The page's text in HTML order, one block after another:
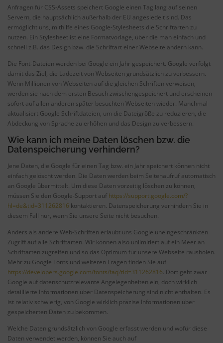
Anfragen für CSS-Assets speichert Google einen Tag lang auf seinen
Servern, die hauptsächlich außerhalb der EU angesiedelt sind. Das
ermöglicht uns, mithilfe eines Google-Stylesheets die Schriftarten zu
nutzen. Ein Stylesheet ist eine Formatvorlage, über die man einfach und
schnell z.B. das Design bzw. die Schriftart einer Webseite ändern kann.
Die Font-Dateien werden bei Google ein Jahr gespeichert. Google verfolgt
damit das Ziel, die Ladezeit von Webseiten grundsätzlich zu verbessern.
Wenn Millionen von Webseiten auf die gleichen Schriften verweisen,
werden sie nach dem ersten Besuch zwischengespeichert und erscheinen
sofort auf allen anderen später besuchten Webseiten wieder. Manchmal
aktualisiert Google Schriftdateien, um die Dateigröße zu reduzieren, die
Abdeckung von Sprache zu erhöhen und das Design zu verbessern.
Wie kann ich meine Daten löschen bzw. die
Datenspeicherung verhindern?
Jene Daten, die Google für einen Tag bzw. ein Jahr speichert können nicht
einfach gelöscht werden. Die Daten werden beim Seitenaufruf automatisch
an Google übermittelt. Um diese Daten vorzeitig löschen zu können,
müssen Sie den Google-Support auf https://support.google.com/?
hl=de&tid=311262816 kontaktieren. Datenspeicherung verhindern Sie in
diesem Fall nur, wenn Sie unsere Seite nicht besuchen.
Anders als andere Web-Schriften erlaubt uns Google uneingeschränkten
Zugriff auf alle Schriftarten. Wir können also unlimitiert auf ein Meer an
Schriftarten zugreifen und so das Optimum für unsere Webseite rausholen.
Mehr zu Google Fonts und weiteren Fragen finden Sie auf
https://developers.google.com/fonts/faq?tid=311262816. Dort geht zwar
Google auf datenschutzrelevante Angelegenheiten ein, doch wirklich
detaillierte Informationen über Datenspeicherung sind nicht enthalten. Es
ist relativ schwierig, von Google wirklich präzise Informationen über
gespeicherten Daten zu bekommen.
Welche Daten grundsätzlich von Google erfasst werden und wofür diese
Daten verwendet werden, können Sie auch auf